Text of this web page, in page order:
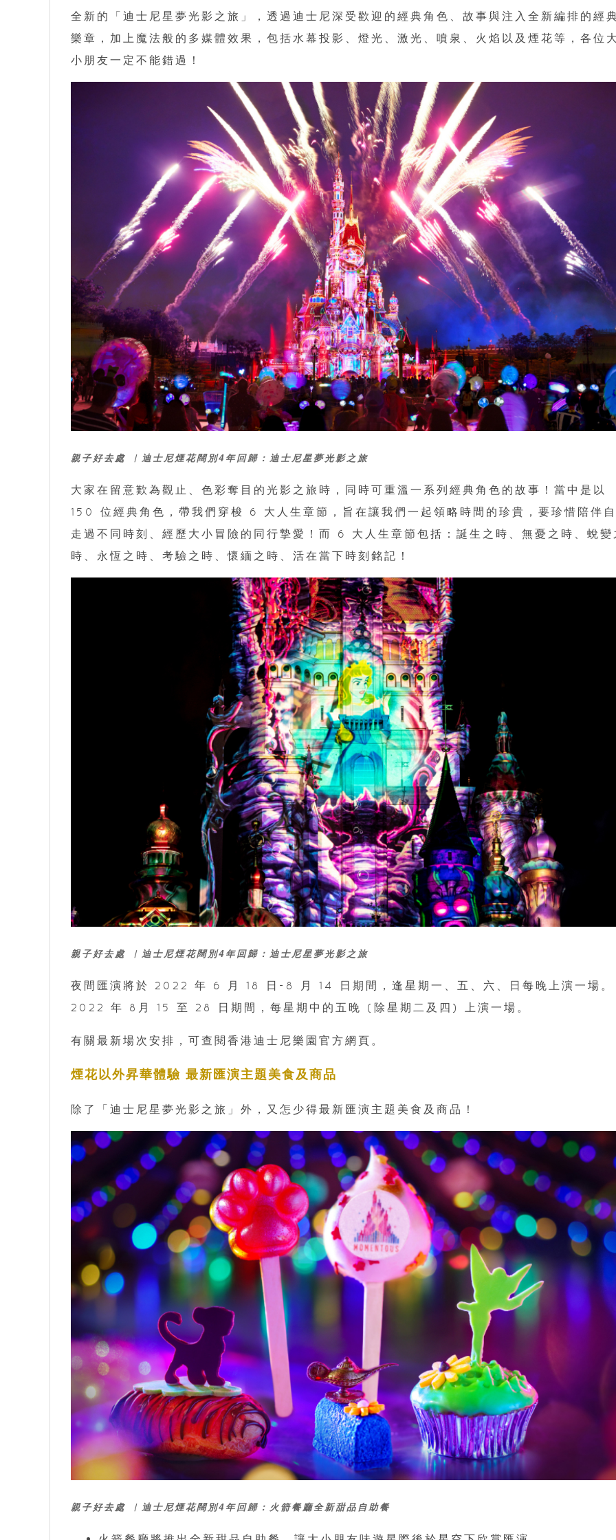
全新的「迪士尼星夢光影之旅」，透過迪士尼深受歡迎的經典角色、故事與注入全新編排的經
樂章，加上魔法般的多媒體效果，包括水幕投影、燈光、激光、噴泉、火焰以及煙花等，各位
小朋友一定不能錯過！
親子好去處 ︳迪士尼煙花闊別4年回歸： 迪士尼星夢光影之旅
大家在留意歎為觀止、色彩奪目的光影之旅時，同時可重溫一系列經典角色的故事！當中是以
150 位經典角色，帶我們穿梭 6 大人生章節，旨在讓我們一起領略時間的珍貴，要珍惜陪伴
走過不同時刻、經歷大小冒險的同行摯愛！而 6 大人生章節包括：誕生之時、無憂之時、蛻變
時、永恆之時、考驗之時、懷緬之時、活在當下時刻銘記！
親子好去處 ︳迪士尼煙花闊別4年回歸： 迪士尼星夢光影之旅
夜間匯演將於 2022 年 6 月 18 日-8 月 14 日期間，逢星期一、五、六、日每晚上演一場。
2022 年 8月 15 至 28 日期間，每星期中的五晚 (除星期二及四) 上演一場。
有關最新場次安排，可查閱香港迪士尼樂園官方網頁。
煙花以外昇華體驗 最新匯演主題美食及商品
除了「迪士尼星夢光影之旅」外，又怎少得最新匯演主題美食及商品！
親子好去處 ︳迪士尼煙花闊別4年回歸： 火箭餐廳全新甜品自助餐